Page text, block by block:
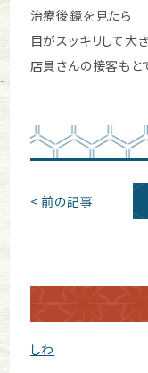
治療後鏡を見たら
目がスッキリして大
店員さんの接客もと
< 前の記事
しわ